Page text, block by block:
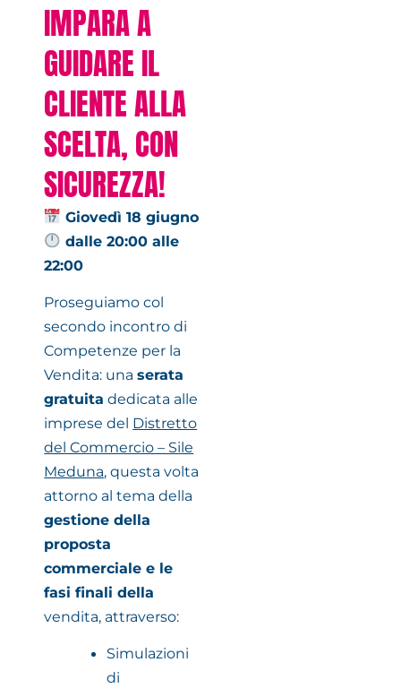
IMPARA A
GUIDARE IL
CLIENTE ALLA
SCELTA, CON
SICUREZZA!
Giovedì 18 giugno
dalle 20:00 alle
22:00
Proseguiamo col
secondo incontro di
Competenze per la
Vendita: unaserata
gratuita dedicata alle
imprese del Distretto
del Commercio – Sile
Meduna, questa volta
attorno al tema della
gestione della
proposta
commerciale e le
fasi finali della
vendita, attraverso:
Simulazioni
di